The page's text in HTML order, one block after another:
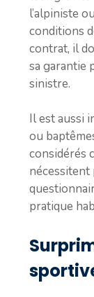
l’alpiniste
conditions
contrat, il
sa garantie
sinistre.
Il est aussi
ou
considérés
nécessitent
pratique